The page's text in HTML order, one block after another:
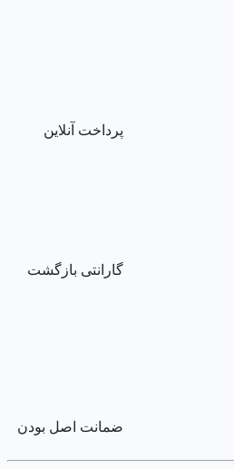
پرداخت آنلاین
گارانتی بازگشت
ضمانت اصل بودن